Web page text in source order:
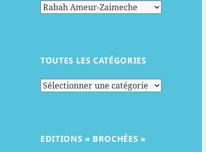
TOUTES LES CATÉGORIES
Toutes
EDITIONS « BROCHÉES »